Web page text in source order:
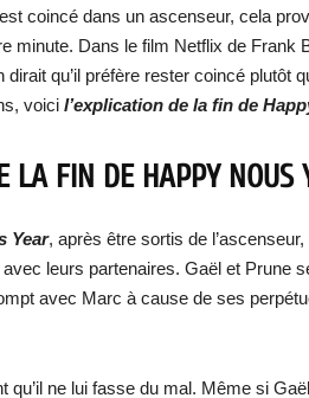
coincé dans un ascenseur, cela
minute. Dans le film Netflix de Frank
qu’il préfère rester coincé plutôt
voici l’explication de la fin de
LA FIN DE HAPPY NOUS
Year, après être sortis de
leurs partenaires. Gaël et Prune
avec Marc à cause de ses
qu’il ne lui fasse du mal. Même si